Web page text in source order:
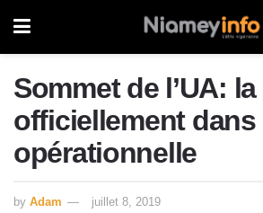
Sommet de l’UA:
officiellement dans
opérationnelle
by Adam juillet 8, 2019